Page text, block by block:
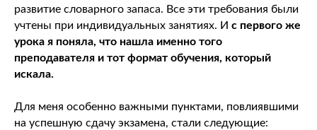
развитие словарного запаса. Все эти требования были
учтены при индивидуальных занятиях. И с первого же
урока я поняла, что нашла именно того
преподавателя и тот формат обучения, который
искала.
Для меня особенно важными пунктами, повлиявшими
на успешную сдачу экзамена, стали следующие: